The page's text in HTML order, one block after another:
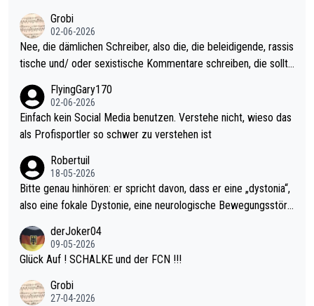
ohl wenig WDF Turniere spielen. Dies war bei Archie Self letzt
es Jahr der Fall. Er musste als amtierender Weltmeister durch
den Qualifier und ich glaube kaum, dass Mitchel sich das (in Ve
gas) antun würde, wenn er doch eigentlich die PDC-WM als Zi
el hat.
Grobi
02-06-2026
Nee, die dämlichen Schreiber, also die, die beleidigende, rassis
tische und/ oder sexistische Kommentare schreiben, die sollte
s Leben in den Griff kriegen. Nur eins wundert mich: Luke Little
r war doch neulich erst derjenige, der über Social Media GvV p
rovoziert hat. Und Littlers Mutter schießt öfters mal gegen Ric
FlyingGary170
02-06-2026
Einfach kein Social Media benutzen. Verstehe nicht, wieso das
als Profisportler so schwer zu verstehen ist
Robertuil
18-05-2026
Bitte genau hinhören: er spricht davon, dass er eine „dystonia“,
also eine fokale Dystonie, eine neurologische Bewegungsstöru
erden, im Arm hat. Und, dass Medikamente ihm helfen! Ich glau
be immer noch, dass sehr viele der Dartits-Fälle fälschlich psy
diese könnten teils wirksam behandelt werden! Dafür müsste
derJoker04
09-05-2026
Glück Auf ! SCHALKE und der FCN !!!
Grobi
27-04-2026